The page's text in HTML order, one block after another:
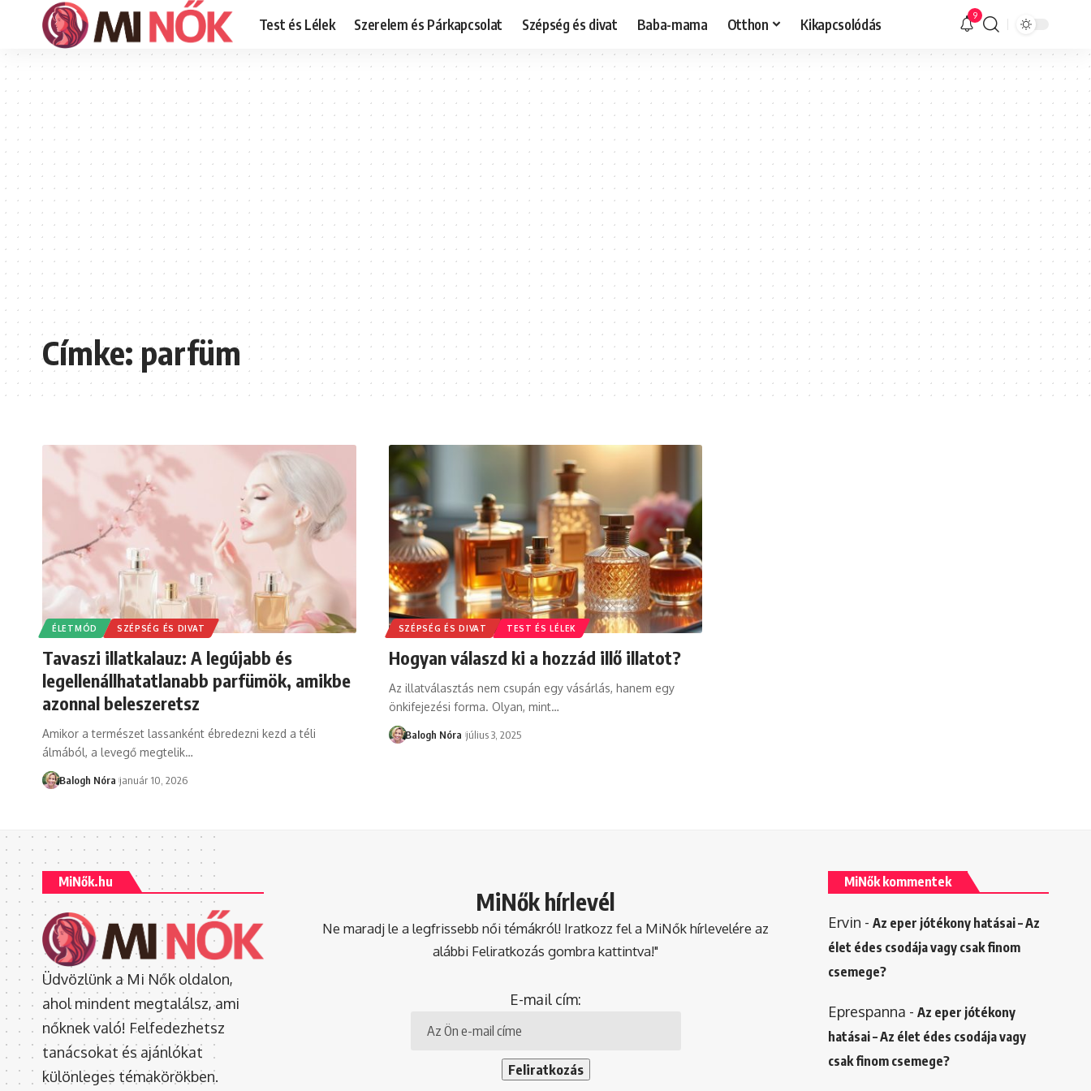
Test és Lélek Szerelem és Párkapcsolat Szépség és divat Baba-mama Otthon Kikapcsolódás 9
Címke:parfüm
ÉLETMÓD SZÉPSÉG ÉS DIVAT
Tavaszi illatkalauz: A legújabb és
legellenállhatatlanabb parfümök, amikbe
azonnal beleszeretsz
Amikor a természet lassanként ébredezni kezd a téli
álmából, a levegő megtelik…
Balogh Nóra január 10, 2026
SZÉPSÉG ÉS DIVAT TEST ÉS LÉLEK
Hogyan válaszd ki a hozzád illő illatot?
Az illatválasztás nem csupán egy vásárlás, hanem egy
önkifejezési forma. Olyan, mint…
Balogh Nóra július 3, 2025
MiNők.hu
Üdvözlünk a Mi Nők oldalon,
ahol mindent megtalálsz, ami
nőknek való! Felfedezhetsz
tanácsokat és ajánlókat
különleges témakörökben.
MiNők hírlevél
Ne maradj le a legfrissebb női témákról! Iratkozz fel a MiNők hírlevelére az
alábbi Feliratkozás gombra kattintva!"
E-mail cím:
MiNők kommentek
Ervin - Az eper jótékony hatásai – Az
élet édes csodája vagy csak finom
csemege?
Eprespanna - Az eper jótékony
hatásai – Az élet édes csodája vagy
csak finom csemege?